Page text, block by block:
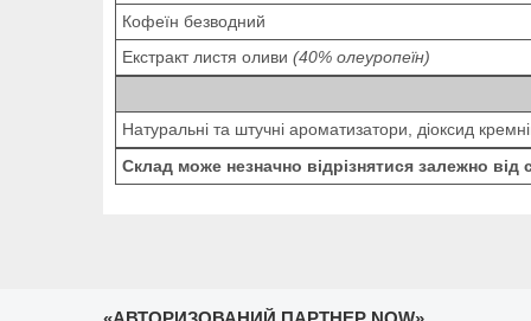
Кофеїн безводний
Екстракт листя оливи (40% олеуропеїн)
Натуральні та штучні ароматизатори, діоксид
Склад може незначно відрізнятися залежно від